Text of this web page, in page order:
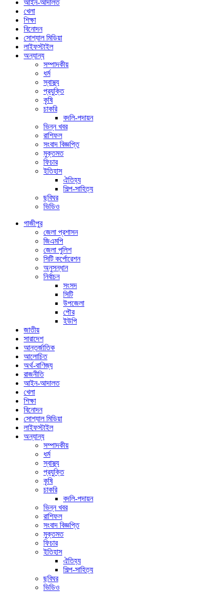
আইন-আদালত
খেলা
শিক্ষা
বিনোদন
সোশ্যাল মিডিয়া
লাইফস্টাইল
অন্যান্য
সম্পাদকীয়
ধর্ম
স্বাস্থ্য
প্রযুক্তি
কৃষি
চাকরি
বদলি-পদায়ন
ভিন্ন খবর
রাশিফল
সংবাদ বিজ্ঞপ্তি
মুক্তমত
ফিচার
ইতিহাস
ঐতিহ্য
শিল্প-সাহিত্য
ছবিঘর
ভিডিও
গাজীপুর
জেলা প্রশাসন
জিএমপি
জেলা পুলিশ
সিটি কর্পোরেশন
অনুসন্ধান
নির্বাচন
সংসদ
সিটি
উপজেলা
পৌর
ইউপি
জাতীয়
সারাদেশ
আন্তর্জাতিক
আলোচিত
অর্থ-বাণিজ্য
রাজনীতি
আইন-আদালত
খেলা
শিক্ষা
বিনোদন
সোশ্যাল মিডিয়া
লাইফস্টাইল
অন্যান্য
সম্পাদকীয়
ধর্ম
স্বাস্থ্য
প্রযুক্তি
কৃষি
চাকরি
বদলি-পদায়ন
ভিন্ন খবর
রাশিফল
সংবাদ বিজ্ঞপ্তি
মুক্তমত
ফিচার
ইতিহাস
ঐতিহ্য
শিল্প-সাহিত্য
ছবিঘর
ভিডিও